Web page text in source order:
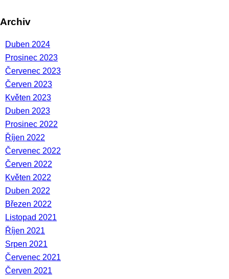
Archiv
Duben 2024
Prosinec 2023
Červenec 2023
Červen 2023
Květen 2023
Duben 2023
Prosinec 2022
Říjen 2022
Červenec 2022
Červen 2022
Květen 2022
Duben 2022
Březen 2022
Listopad 2021
Říjen 2021
Srpen 2021
Červenec 2021
Červen 2021